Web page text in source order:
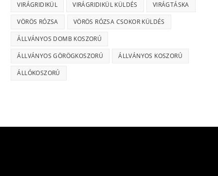
VIRÁGRIDIKÜL VIRÁGRIDIKÜL KÜLDÉS VIRÁGTÁSKA
VÖRÖS RÓZSA VÖRÖS RÓZSA CSOKOR KÜLDÉS
ÁLLVÁNYOS DOMB KOSZORÚ
ÁLLVÁNYOS GÖRÖGKOSZORÚ ÁLLVÁNYOS KOSZORÚ
ÁLLÓKOSZORÚ